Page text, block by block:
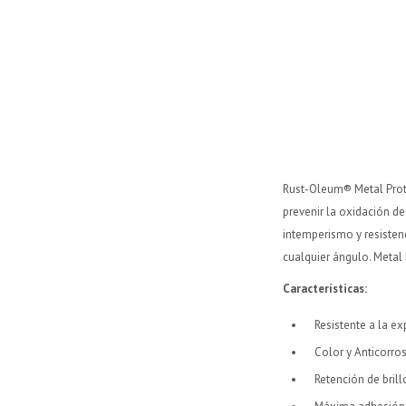
Rust-Oleum® Metal
prevenir la oxidación
intemperismo y
cualquier ángulo.
Características:
Resistente a la
Color y
Retención de